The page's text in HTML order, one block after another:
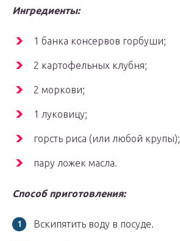
Ингредиенты:
1 банка консервов горбуши;
2 картофельных клубня;
2 моркови;
1 луковицу;
горсть риса (или любой крупы);
пару ложек масла.
Способ приготовления:
Вскипятить воду в посуде.